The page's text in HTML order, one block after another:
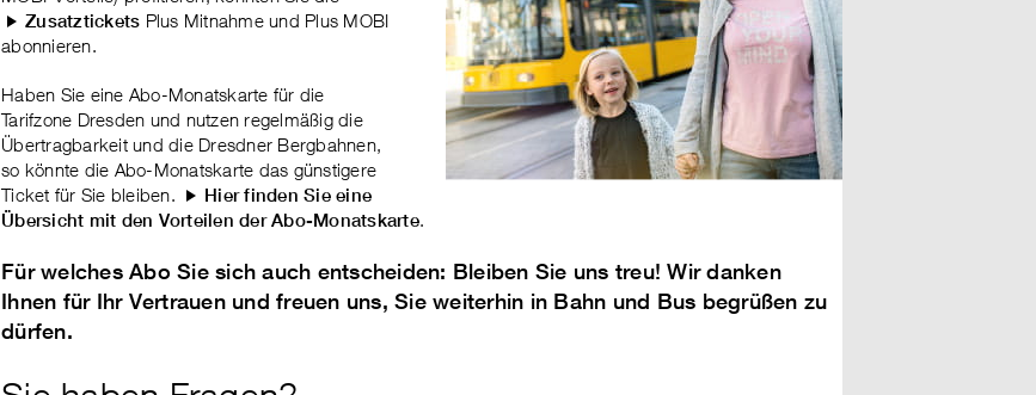
Zusatztickets Plus Mitnahme und Plus MOBI
abonnieren.
Haben Sie eine Abo-Monatskarte für die
Tarifzone Dresden und nutzen regelmäßig die
Übertragbarkeit und die Dresdner Bergbahnen,
so könnte die Abo-Monatskarte das günstigere
Ticket für Sie bleiben.
Hier finden Sie eine
Übersicht mit den Vorteilen der Abo-Monatskarte.
Für welches Abo Sie sich auch entscheiden: Bleiben Sie uns treu! Wir danken
Ihnen für Ihr Vertrauen und freuen uns, Sie weiterhin in Bahn und Bus begrüßen zu
dürfen.